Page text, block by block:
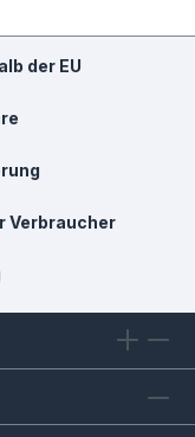
der EU
Verbraucher